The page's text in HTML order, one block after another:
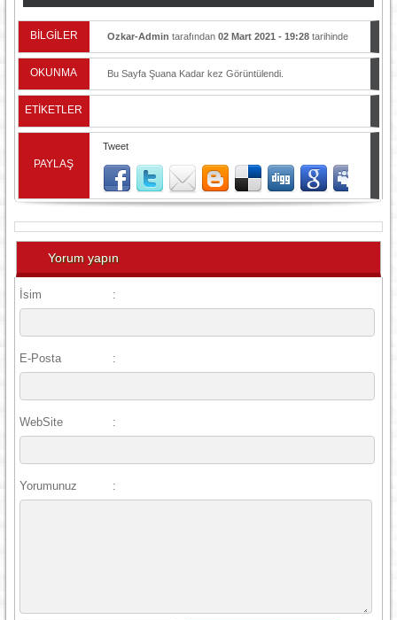
stok bilgisi alabilirsiniz
BİLGİLER Ozkar-Admin tarafından 02 Mart 2021 - 19:28tarihinde
OKUNMA Bu Sayfa Şuana Kadar kez Görüntülendi.
ETİKETLER
PAYLAŞ
Tweet
Yorum yapın
İsim :
E-Posta :
WebSite :
Yorumunuz :